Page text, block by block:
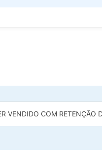
VENDIDO COM RETENÇÃO